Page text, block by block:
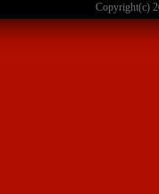
Copyright(c)